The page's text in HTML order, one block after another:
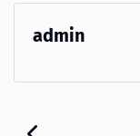
admin